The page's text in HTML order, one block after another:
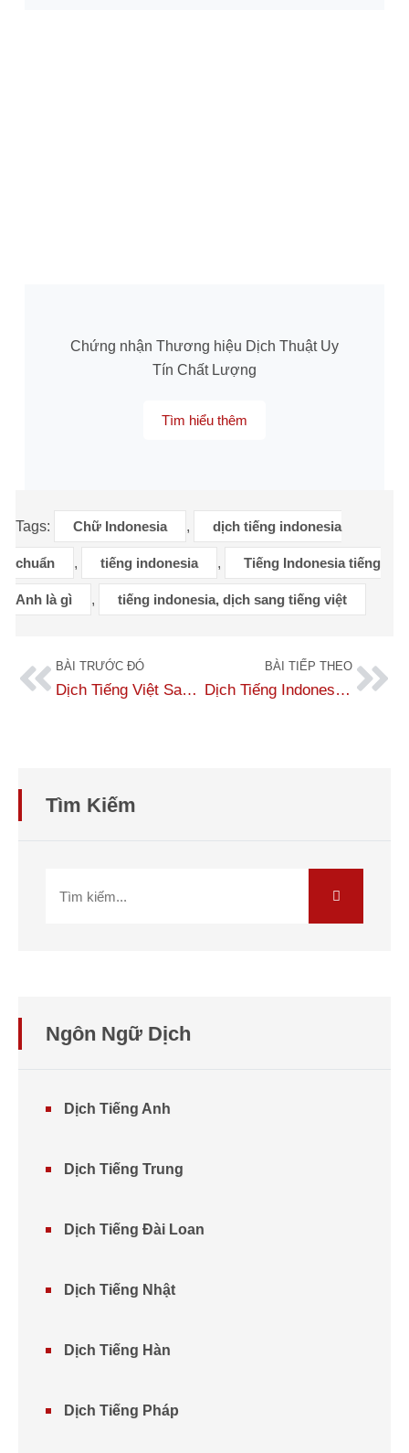
Chứng nhận Thương hiệu Dịch Thuật Uy
Tín Chất Lượng
Tìm hiểu thêm
Tags: Chữ Indonesia , dịch tiếng indonesia
chuẩn , tiếng indonesia , Tiếng Indonesia tiếng
Anh là gì , tiếng indonesia, dịch sang tiếng việt
BÀI TRƯỚC ĐÓ
Dịch Tiếng Việt Sang Tiếng Indonesia: Dịch Công Chứng, Uy Tín
BÀI TIẾP THEO
Dịch Tiếng Indonesia Chất Lượng Cao Tại Dịch Thuật Số 1
Tìm Kiếm
Ngôn Ngữ Dịch
Dịch Tiếng Anh
Dịch Tiếng Trung
Dịch Tiếng Đài Loan
Dịch Tiếng Nhật
Dịch Tiếng Hàn
Dịch Tiếng Pháp